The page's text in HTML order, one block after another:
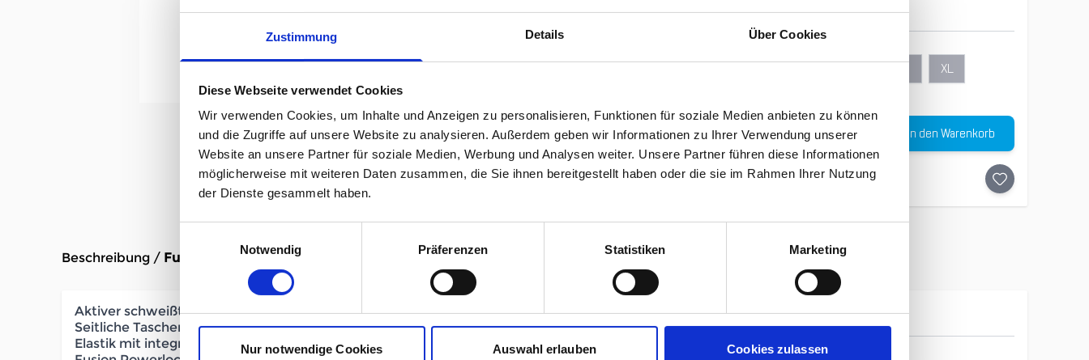
Zustimmung Details Über Cookies
Diese Webseite verwendet Cookies
Wir verwenden Cookies, um Inhalte und Anzeigen zu personalisieren, Funktionen für soziale Medien anbieten zu können
und die Zugriffe auf unsere Website zu analysieren. Außerdem geben wir Informationen zu Ihrer Verwendung unserer
Website an unsere Partner für soziale Medien, Werbung und Analysen weiter. Unsere Partner führen diese Informationen
möglicherweise mit weiteren Daten zusammen, die Sie ihnen bereitgestellt haben oder die sie im Rahmen Ihrer Nutzung
der Dienste gesammelt haben.
Notwendig
Präferenzen Statistiken Marketing
Nur notwendige Cookies Auswahl erlauben Cookies zulassen
Geschlecht Herren
Größe XL
unser Preis ab:119,95 €
Menge In den Warenkorb
Beschreibung / Fusion Recharge Pants Herren black
Aktiver schweißtransport
Seitliche Taschen mit Reißverschluss
Elastik mit integriertem Kordelzug ermöglicht individuelle Passform
Mehr Informationen
Hersteller Fusion